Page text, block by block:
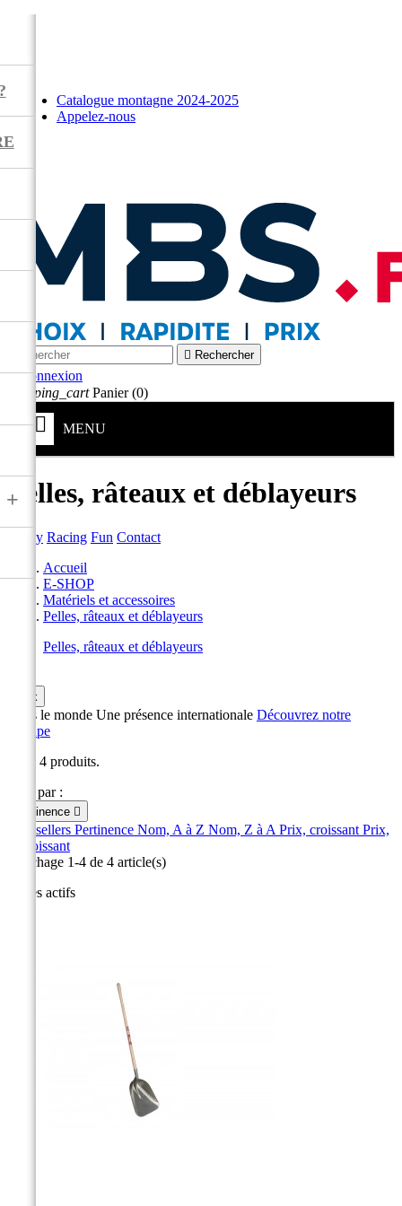
Catalogue montagne 2024-2025
Appelez-nous
 Rechercher
 Connexion
shopping_cart Panier (0)
MENU
+
Pelles, râteaux et déblayeurs
Safety Racing Fun Contact
Accueil
E-SHOP
Matériels et accessoires
Pelles, râteaux et déblayeurs
Pelles, râteaux et déblayeurs
ok
Dans le monde Une présence internationale Découvrez notre
Groupe
Il y a 4 produits.
Trier par :
Pertinence 
Best sellers Pertinence Nom, A à Z Nom, Z à A Prix, croissant Prix,
décroissant
Affichage 1-4 de 4 article(s)
Filtres actifs